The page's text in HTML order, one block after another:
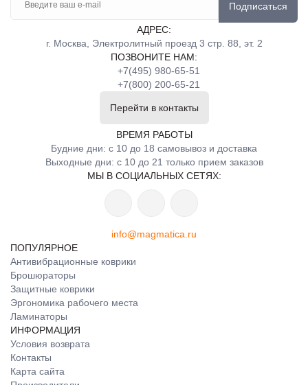
Подписаться
АДРЕС:
г. Москва, Электролитный проезд 3 стр. 88, эт. 2
ПОЗВОНИТЕ НАМ:
+7(495) 980-65-51
+7(800) 200-65-21
Перейти в контакты
ВРЕМЯ РАБОТЫ
Будние дни: с 10 до 18 самовывоз и доставка
Выходные дни: с 10 до 21 только прием заказов
МЫ В СОЦИАЛЬНЫХ СЕТЯХ:
info@magmatica.ru
ПОПУЛЯРНОЕ
Антивибрационные коврики
Брошюраторы
Защитные коврики
Эргономика рабочего места
Ламинаторы
ИНФОРМАЦИЯ
Условия возврата
Контакты
Карта сайта